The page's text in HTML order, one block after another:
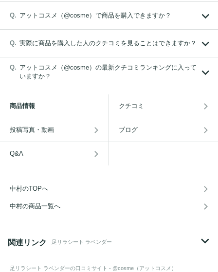
アットコスメ（@cosme）で商品を購入できますか？
実際に商品を購入した人のクチコミを見ることはできますか？
アットコスメ（@cosme）の最新クチコミランキングに入って
いますか？
商品情報 クチコミ
投稿写真・動画 ブログ
Q&A
中村のTOPへ
中村の商品一覧へ
関連リンク 足リラシート ラベンダー
足リラシート ラベンダーの口コミサイト - @cosme（アットコスメ）